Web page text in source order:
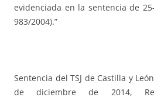
evidenciada en la sentencia de
983/2004).”
Sentencia del TSJ de Castilla y
de diciembre de 2014,